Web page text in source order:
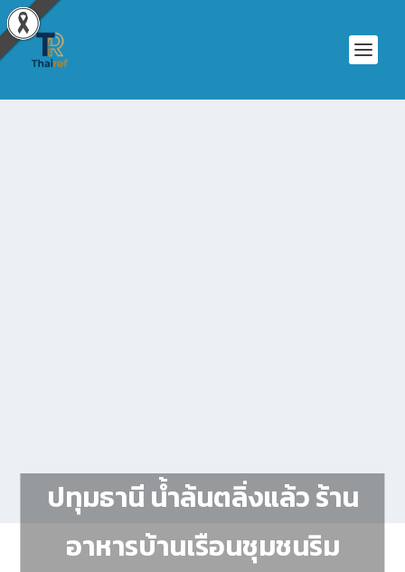
ปทุมธานี น้ำล้นตลิ่งแล้ว ร้าน
อาหารบ้านเรือนชุมชนริม